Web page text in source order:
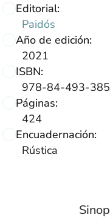
Editorial:
Paidós
Año de edición:
2021
ISBN:
978-84-493-
Páginas:
424
Encuadernación:
Rústica